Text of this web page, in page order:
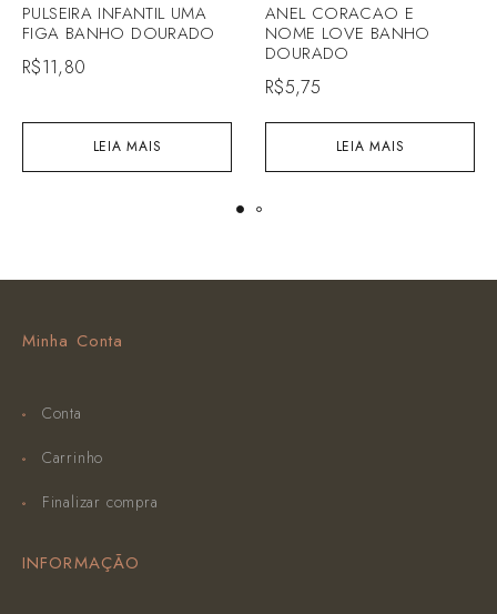
LEIA MAIS
PULSEIRA INFANTIL UMA
FIGA BANHO DOURADO
R$11,80
LEIA MAIS
ANEL CORACAO E
NOME LOVE BANHO
DOURADO
R$5,75
Minha Conta
Conta
Carrinho
Finalizar compra
INFORMAÇÃO